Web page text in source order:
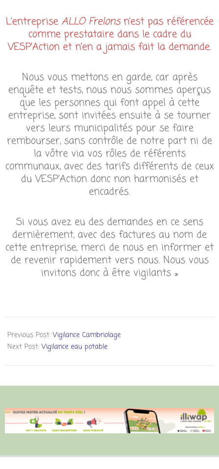
L’entreprise ALLO Frelonsn’est pas référencée
comme prestataire dans le cadre du
VESP’Action et n’en a jamais fait la demande.
Nous vous mettons en garde, car après
enquête et tests, nous nous sommes aperçus
que les personnes qui font appel à cette
entreprise, sont invitées ensuite à se tourner
vers leurs municipalités pour se faire
rembourser, sans contrôle de notre part ni de
la vôtre via vos rôles de référents
communaux, avec des tarifs différents de ceux
du VESP’Action donc non harmonisés et
encadrés.
Si vous avez eu des demandes en ce sens
dernièrement, avec des factures au nom de
cette entreprise, merci de nous en informer et
de revenir rapidement vers nous. Nous vous
invitons donc à être vigilants »
Previous Post:Vigilance Cambriolage
Next Post:Vigilance eau potable